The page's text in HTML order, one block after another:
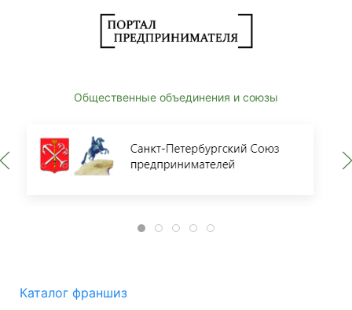
Общественные объединения и союзы
Каталог франшиз